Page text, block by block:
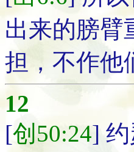
出来的膀臂
担，不作他
12
[创50:24]